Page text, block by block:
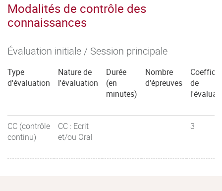
Modalités de contrôle des
connaissances
Évaluation initiale / Session principale
Type
d'évaluation
Nature de
l'évaluation
Durée
(en
minutes)
Nombre
d'épreuves
de
CC (contrôle
continu)
CC : Ecrit
et/ou Oral
3